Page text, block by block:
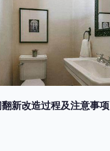
新改造过程及注意事